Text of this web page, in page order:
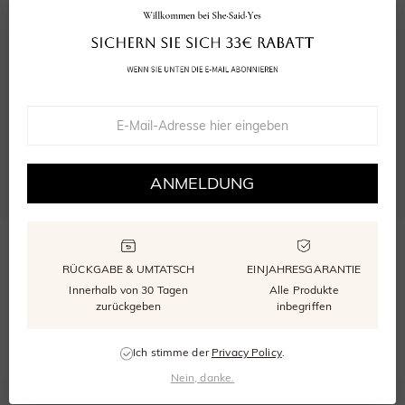
0.0
0 bewertungen
SCHREIBEN SIE DIE ERSTE BEWERTUNG
ANMELDUNG
RÜCKGABE & UMTATSCH
Innerhalb von 30 Tagen
zurückgeben
EINJAHRESGARANTIE
Alle Produkte
inbegriffen
Ich stimme der Privacy Policy.
Nein, danke.